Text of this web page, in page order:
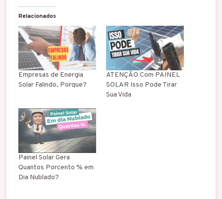
g
n
d
o
.
.
.
Relacionados
Empresas de Energia
Solar Falindo, Porque?
ATENÇÃO Com PAINEL
SOLAR Isso Pode Tirar
Sua Vida
Painel Solar Gera
Quantos Porcento % em
Dia Nublado?